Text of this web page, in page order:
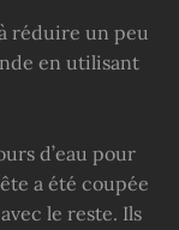
réduire un peu
en utilisant
d’eau pour
a été coupée
le reste. Ils